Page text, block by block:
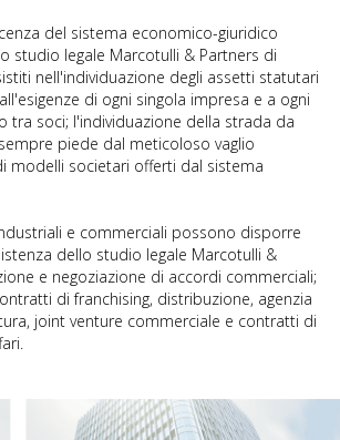
del sistema economico-giuridico
studio legale Marcotulli & Partners di
nell'individuazione degli assetti statutari
di ogni singola impresa e a ogni
tra soci; l'individuazione della strada da
piede dal meticoloso vaglio
modelli societari offerti dal sistema
e commerciali possono disporre
dello studio legale Marcotulli &
e negoziazione di accordi commerciali;
di franchising, distribuzione, agenzia
joint venture commerciale e contratti di